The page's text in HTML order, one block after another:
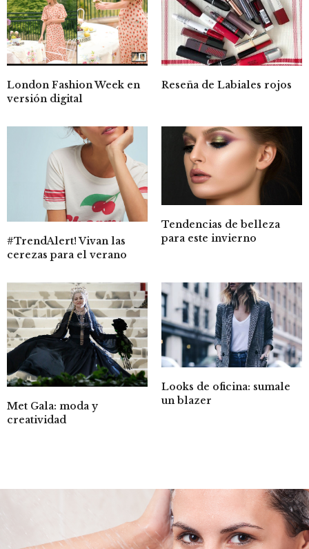
London Fashion Week en
versión digital
Reseña de Labiales rojos
#TrendAlert! Vivan las
cerezas para el verano
Tendencias de belleza
para este invierno
Met Gala: moda y
creatividad
Looks de oficina: sumale
un blazer